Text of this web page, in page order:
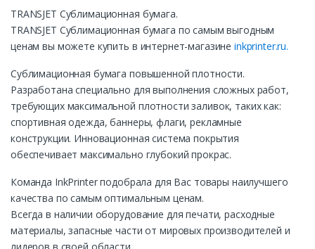
TRANSJET Cублимационная бумага.
TRANSJET Cублимационная бумага по самым выгодным
ценам вы можете купить в интернет-магазине inkprinter.ru.
Cублимационная бумага повышенной плотности.
Разработана специально для выполнения сложных работ,
требующих максимальной плотности заливок, таких как:
спортивная одежда, баннеры, флаги, рекламные
конструкции. Инновационная система покрытия
обеспечивает максимально глубокий прокрас.
Команда InkPrinter подобрала для Вас товары наилучшего
качества по самым оптимальным ценам.
Всегда в наличии оборудование для печати, расходные
материалы, запасные части от мировых производителей и